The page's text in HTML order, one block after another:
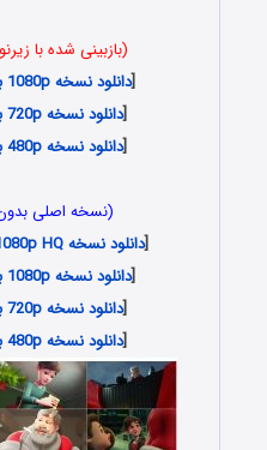
(بازبینی شده با
[دانلود نسخه 1080p با حجم 1.93 گیگابایت
[دانلود نسخه 720p با حجم 926 مگابایت
[دانلود نسخه 480p با حجم 452 مگابایت
(نسخه اصلی
[دانلود نسخه 1080p HQ با حجم 4.24 گیگابایت
[دانلود نسخه 1080p با حجم 1.75 گیگابایت
[دانلود نسخه 720p با حجم 898 مگابایت
[دانلود نسخه 480p با حجم 450 مگابایت